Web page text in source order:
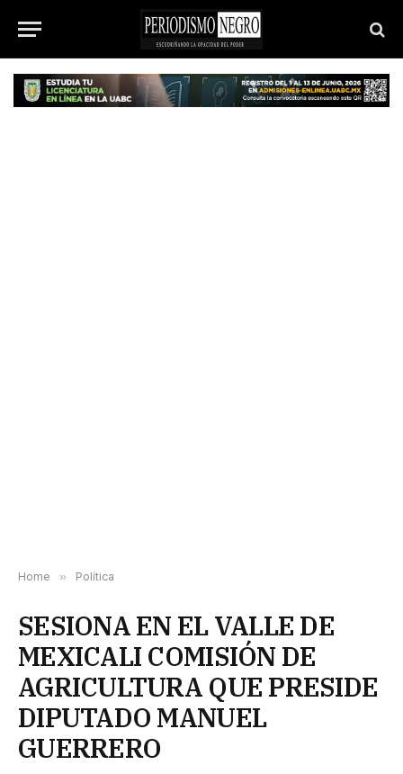
Home » Política
SESIONA EN EL VALLE DE
MEXICALI COMISIÓN DE
AGRICULTURA QUE PRESIDE
DIPUTADO MANUEL
GUERRERO